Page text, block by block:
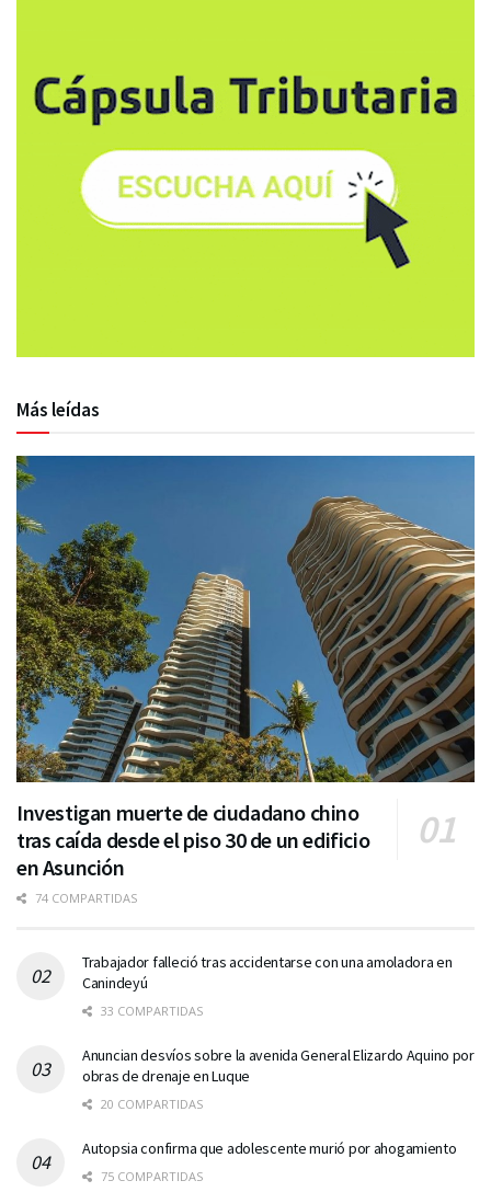
Más leídas
Investigan muerte de ciudadano chino
tras caída desde el piso 30 de un edificio
en Asunción
74 COMPARTIDAS
Trabajador falleció tras accidentarse con una amoladora en
Canindeyú
33 COMPARTIDAS
Anuncian desvíos sobre la avenida General Elizardo Aquino por
obras de drenaje en Luque
20 COMPARTIDAS
Autopsia confirma que adolescente murió por ahogamiento
75 COMPARTIDAS